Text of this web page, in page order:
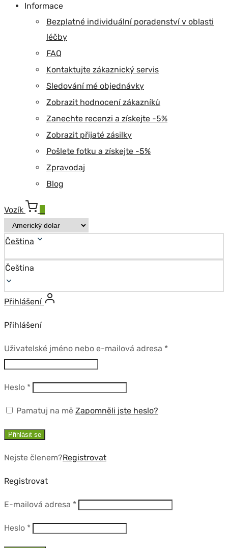
Informace
Bezplatné individuální poradenství v oblasti
léčby
FAQ
Kontaktujte zákaznický servis
Sledování mé objednávky
Zobrazit hodnocení zákazníků
Zanechte recenzi a získejte -5%
Zobrazit přijaté zásilky
Pošlete fotku a získejte -5%
Zpravodaj
Blog
Vozík
Čeština
Čeština
Přihlášení
Přihlášení
Uživatelské jméno nebo e-mailová adresa *Povinné
Heslo *Povinné
Pamatuj na mě Zapomněli jste heslo?
Přihlásit se
Nejste členem?Registrovat
Registrovat
E-mailová adresa *Povinné
Heslo *Povinné